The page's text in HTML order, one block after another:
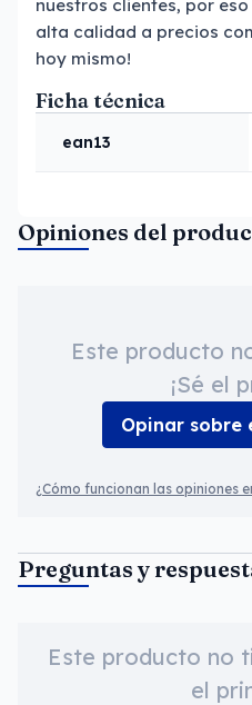
nuestros clientes, por
alta calidad a precios
hoy mismo!
Ficha técnica
ean13
Opiniones del
Este producto
¡Sé el
Opinar sobre
¿Cómo funcionan las opiniones
Preguntas y
Este producto no
el